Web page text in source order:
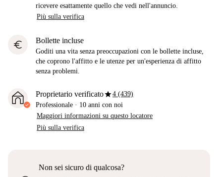
ricevere esattamente quello che vedi nell'annuncio.
Più sulla verifica
euro Bollette incluse
Goditi una vita senza preoccupazioni con le bollette incluse,
che coprono l'affitto e le utenze per un'esperienza di affitto
senza problemi.
Proprietario verificatostar4 (439)
Professionale · 10 anni con noi
Maggiori informazioni su questo locatore
Più sulla verifica
Non sei sicuro di qualcosa?